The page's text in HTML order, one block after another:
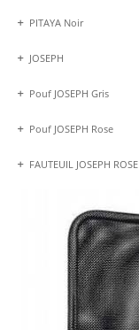
PITAYA Noir
JOSEPH
Pouf JOSEPH Gris
Pouf JOSEPH Rose
FAUTEUIL JOSEPH ROSE